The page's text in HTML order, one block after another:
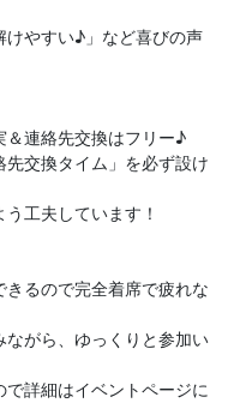
けやすい♪」など喜びの声
＆連絡先交換はフリー♪
交換タイム」を必ず設け
工夫しています！
るので完全着席で疲れな
がら、ゆっくりと参加い
で詳細はイベントページに